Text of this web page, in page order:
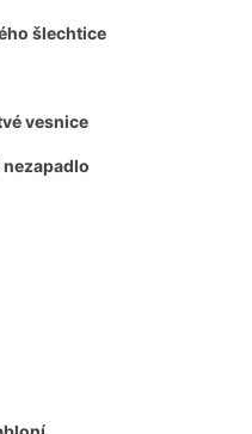
šlechtice
vesnice